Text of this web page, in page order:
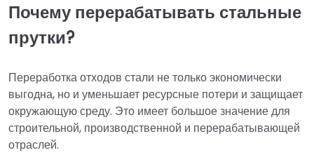
Почему перерабатывать стальные
прутки?
Переработка отходов стали не только экономически
выгодна, но и уменьшает ресурсные потери и защищает
окружающую среду. Это имеет большое значение для
строительной, производственной и перерабатывающей
отраслей.